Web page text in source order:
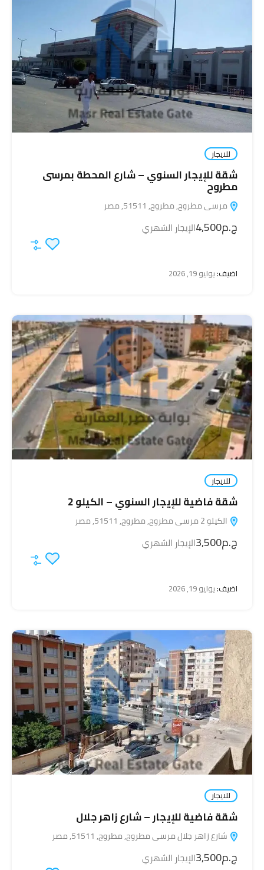
للايجار
شقة للإيجار السنوي – شارع المحطة بمرسى
مطروح
مرسى مطروح, مطروح, 51511, مصر
ج.م4,500 الإيجار الشهري
اضيف:يوليو 19, 2026
للايجار
شقة فاضية للإيجار السنوي – الكيلو 2
الكيلو 2 مرسى مطروح, مطروح, 51511, مصر
ج.م3,500 الإيجار الشهري
اضيف:يوليو 19, 2026
للايجار
شقة فاضية للإيجار – شارع زاهر جلال
شارع زاهر جلال مرسى مطروح, مطروح, 51511, مصر
ج.م3,500 الإيجار الشهري